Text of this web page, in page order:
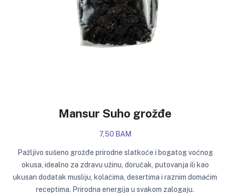
Mansur Suho grožđe
7,50 BAM
Pažljivo sušeno grožđe prirodne slatkoće i bogatog voćnog
okusa, idealno za zdravu užinu, doručak, putovanja ili kao
ukusan dodatak musliju, kolačima, desertima i raznim domaćim
receptima. Prirodna energija u svakom zalogaju.